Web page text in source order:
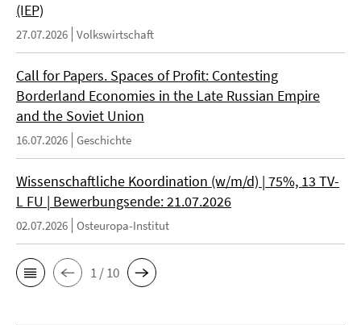
(IEP)
27.07.2026 Volkswirtschaft
Call for Papers. Spaces of Profit: Contesting
Borderland Economies in the Late Russian Empire
and the Soviet Union
16.07.2026 Geschichte
Wissenschaftliche Koordination (w/m/d) | 75%, 13 TV-
L FU | Bewerbungsende: 21.07.2026
02.07.2026 Osteuropa-Institut
1 / 10